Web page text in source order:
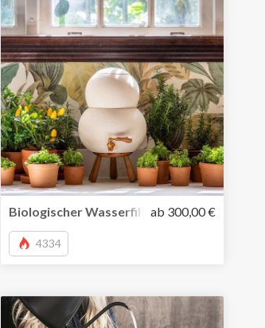
für ein neues Aroma
Biologischer Wasserfilter ist die
ab 300,00 €
4334